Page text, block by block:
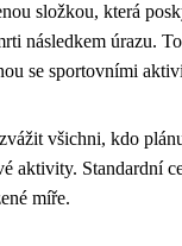
složkou, která
následkem úrazu.
se sportovními
všichni, kdo
aktivity. Standardní
míře.